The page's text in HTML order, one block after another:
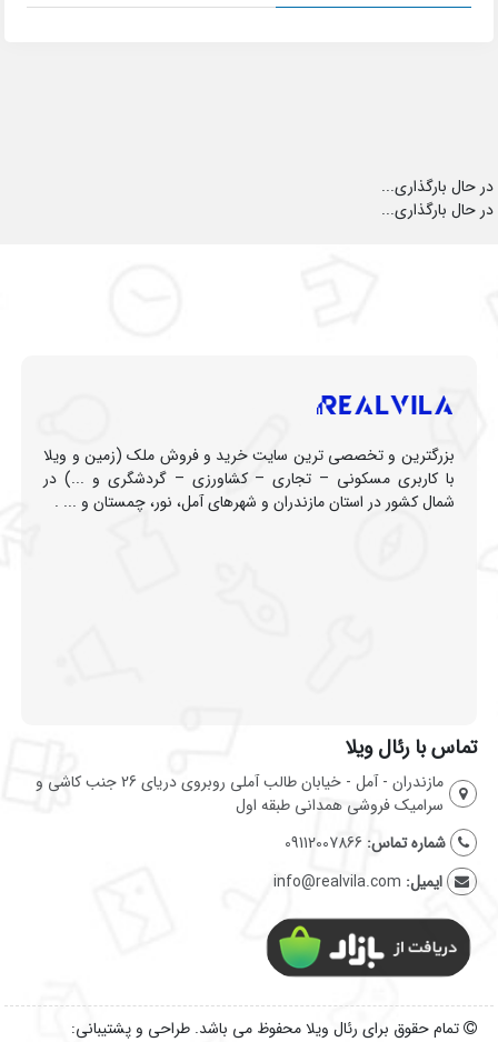
در حال بارگذاری...
در حال بارگذاری...
بزرگترین و تخصصی ترین سایت خرید و فروش ملک (زمین و ویلا
با کاربری مسکونی – تجاری – کشاورزی – گردشگری و ...) در
شمال کشور در استان مازندران و شهرهای آمل، نور، چمستان و ... .
تماس با رئال ویلا
مازندران - آمل - خیابان طالب آملی روبروی دریای 26 جنب کاشی و
سرامیک فروشی همدانی طبقه اول
شماره تماس: 09112007866
ایمیل: info@realvila.com
تمام حقوق برای رئال ویلا محفوظ می باشد. طراحی و پشتیبانی: